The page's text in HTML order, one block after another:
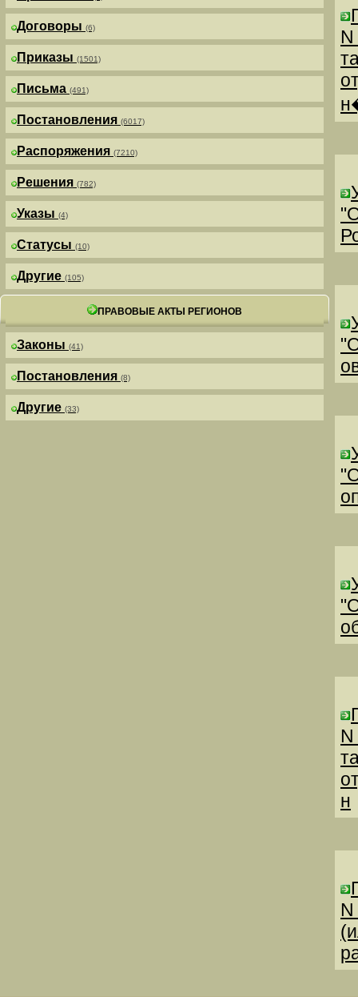
Договоры (6)
Приказы (1501)
Письма (491)
Постановления (6017)
Распоряжения (7210)
Решения (782)
Указы (4)
Статусы (10)
Другие (105)
ПРАВОВЫЕ АКТЫ РЕГИОНОВ
Законы (41)
Постановления (8)
Другие (33)
н